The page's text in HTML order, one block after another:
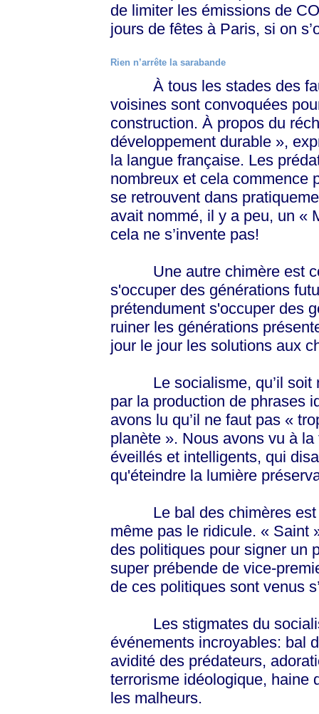
de limiter les émissions de CO
jours de fêtes à Paris, si on
Rien n’arrête la sarabande
À tous les stades des
voisines sont convoquées
construction. À propos du
développement durable »,
la langue française. Les
nombreux et cela commence
se retrouvent dans
avait nommé, il y a peu, un «
cela ne s’invente pas!
Une autre chimère est
s'occuper des générations
prétendument s'occuper des
ruiner les générations
jour le jour les solutions aux
Le socialisme, qu’il soit
par la production de phrases
avons lu qu’il ne faut pas «
planète ». Nous avons vu à
éveillés et intelligents, qui
qu'éteindre la lumière
Le bal des chimères est si
même pas le ridicule. « Saint
des politiques pour signer un
super prébende de vice-
de ces politiques sont venus
Les stigmates du
événements incroyables: bal
avidité des prédateurs,
terrorisme idéologique, haine
les malheurs.